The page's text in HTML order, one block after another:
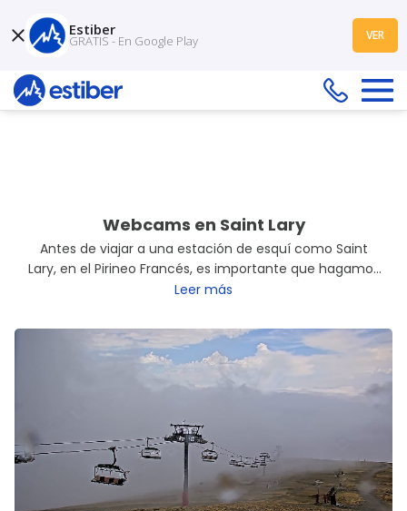
¿Dónde quieres esquiar?
2 adultos en 1 habitación
Webcams en Saint Lary
Antes de viajar a una estación de esquí como Saint
Lary, en el Pirineo Francés, es importante que hagamos
una mínima planificación. Además de comprar el
esencial consultar el parte de nieve y el tiempoque
hace, porque de ello dependerá que nuestra escapada
sea más o menos satisfactoria. Una buena manera de
saberlo es mirando laswebcams de Saint Lary
Leer más
Estiber
GRATIS - En Google Play VER